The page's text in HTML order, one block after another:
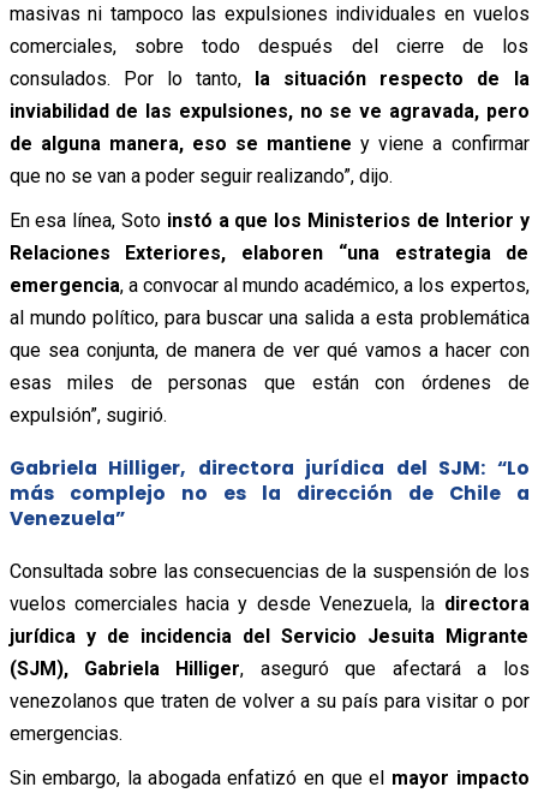
masivas ni tampoco las expulsiones individuales en vuelos
comerciales, sobre todo después del cierre de los
consulados. Por lo tanto, la situación respecto de la
inviabilidad de las expulsiones, no se ve agravada, pero
de alguna manera, eso se mantiene y viene a confirmar
que no se van a poder seguir realizando”, dijo.
En esa línea, Soto instó a que los Ministerios de Interior y
Relaciones Exteriores, elaboren “una estrategia de
emergencia, a convocar al mundo académico, a los expertos,
al mundo político, para buscar una salida a esta problemática
que sea conjunta, de manera de ver qué vamos a hacer con
esas miles de personas que están con órdenes de
expulsión”, sugirió.
Gabriela Hilliger, directora jurídica del SJM: “Lo
más complejo no es la dirección de Chile a
Venezuela”
Consultada sobre las consecuencias de la suspensión de los
vuelos comerciales hacia y desde Venezuela, la directora
jurídica y de incidencia del Servicio Jesuita Migrante
(SJM), Gabriela Hilliger, aseguró que afectará a los
venezolanos que traten de volver a su país para visitar o por
emergencias.
Sin embargo, la abogada enfatizó en que el mayor impacto